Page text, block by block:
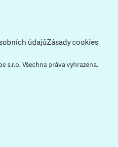
údajůZásady cookies
s.r.o. Všechna práva vyhrazena.